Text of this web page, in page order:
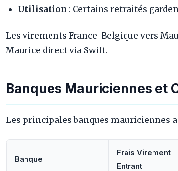
Utilisation : Certains retraités
Les virements France-Belgique vers
Maurice direct via Swift.
Banques Mauriciennes et
Les principales banques mauriciennes
Banque
Frais Virement
Entrant